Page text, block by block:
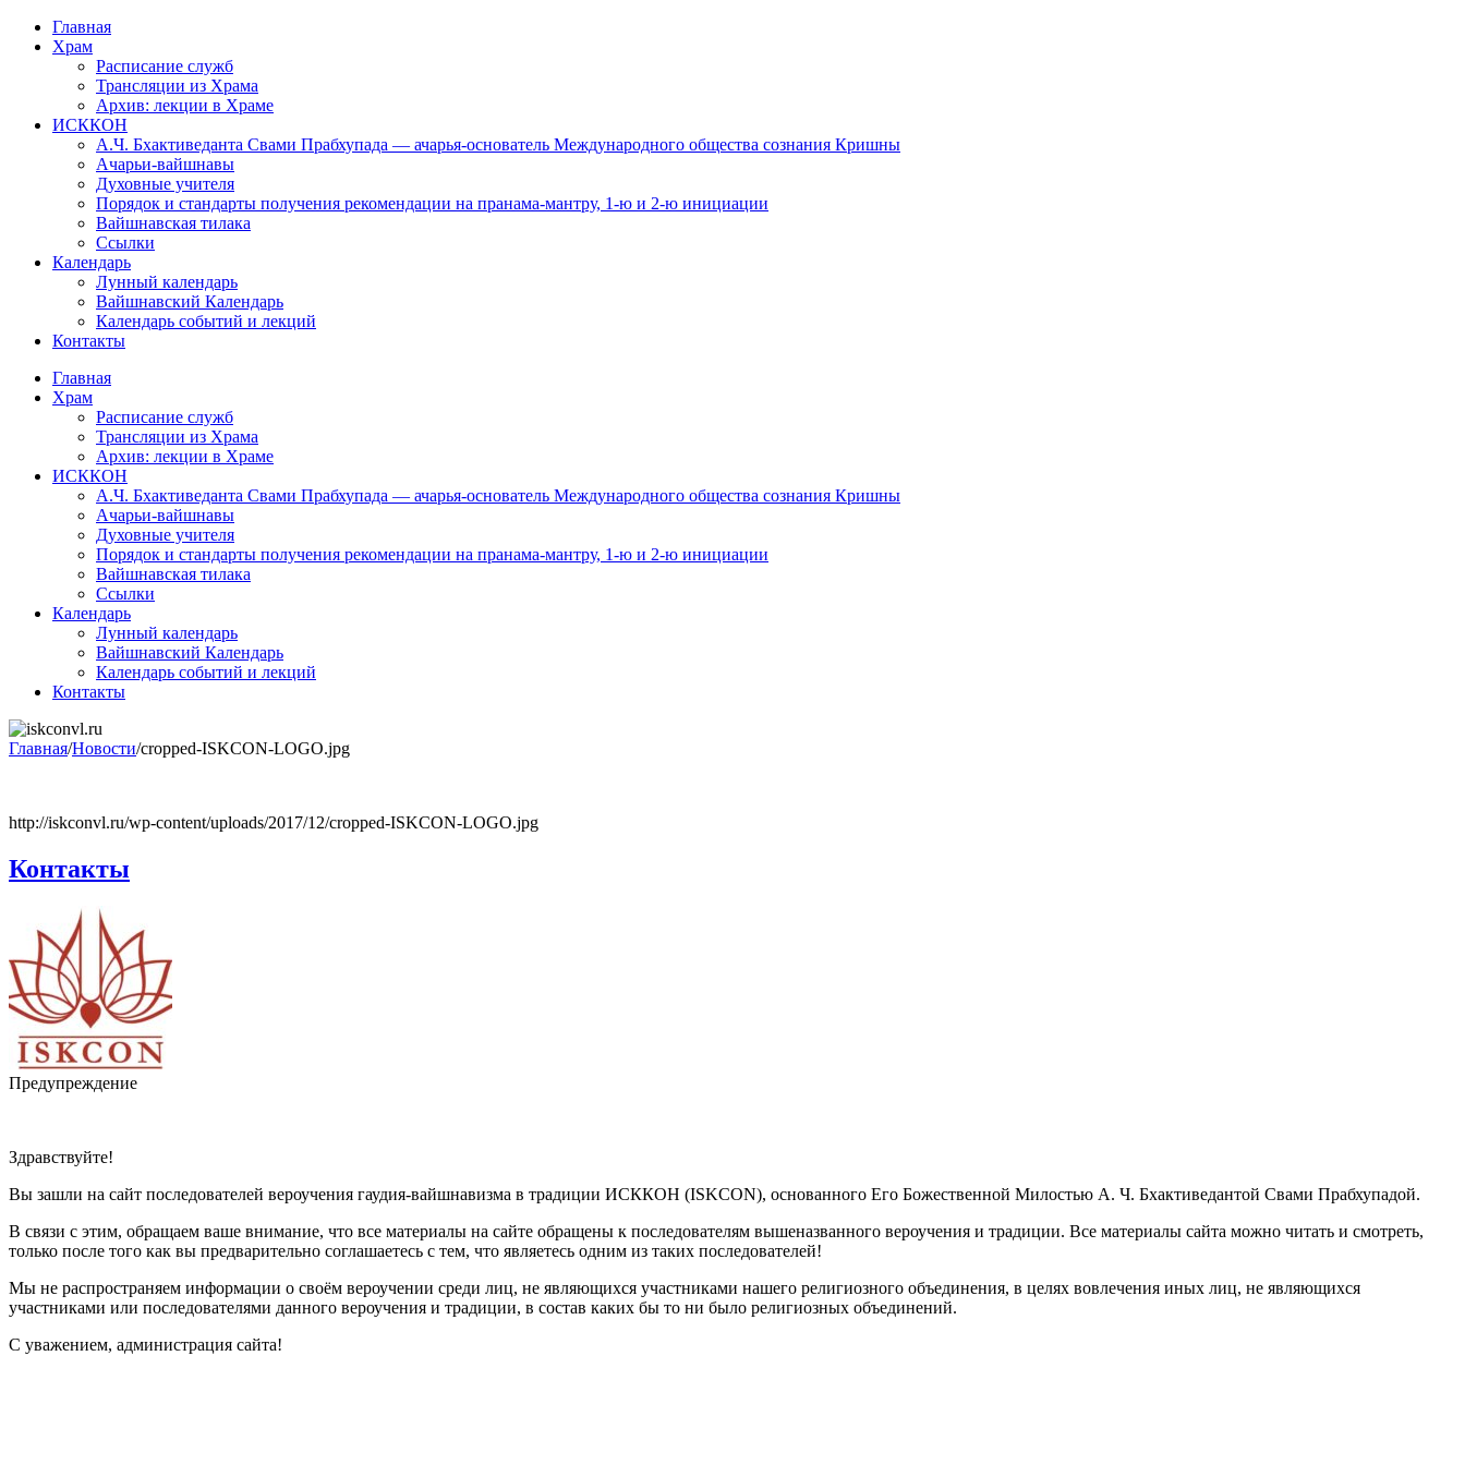
Перейти
содержимому
Главная
Храм
Расписание служб
Трансляции из Храма
Архив: лекции в Храме
ИСККОН
А.Ч. Бхактиведанта Свами Прабхупада — ачарья-основатель Международного общества сознания Кришны
Ачарьи-вайшнавы
Духовные учителя
Порядок и стандарты получения рекомендации на пранама-мантру, 1-ю и 2-ю инициации
Вайшнавская тилака
Ссылки
Календарь
Лунный календарь
Вайшнавский Календарь
Календарь событий и лекций
Контакты
Главная
Храм
Расписание служб
Трансляции из Храма
Архив: лекции в Храме
ИСККОН
А.Ч. Бхактиведанта Свами Прабхупада — ачарья-основатель Международного общества сознания Кришны
Ачарьи-вайшнавы
Духовные учителя
Порядок и стандарты получения рекомендации на пранама-мантру, 1-ю и 2-ю инициации
Вайшнавская тилака
Ссылки
Календарь
Лунный календарь
Вайшнавский Календарь
Календарь событий и лекций
Контакты
Главная/Новости/cropped-ISKCON-LOGO.jpg
http://iskconvl.ru/wp-content/uploads/2017/12/cropped-ISKCON-LOGO.jpg
Контакты
Предупреждение
Здравствуйте!
Вы зашли на сайт последователей вероучения гаудия-вайшнавизма в традиции ИСККОН (ISKCON), основанного Его Божественной Милостью А. Ч. Бхактиведантой Свами Прабхупадой.
В связи с этим, обращаем ваше внимание, что все материалы на сайте обращены к последователям вышеназванного вероучения и традиции. Все материалы сайта можно читать и смотреть,
только после того как вы предварительно соглашаетесь с тем, что являетесь одним из таких последователей!
Мы не распространяем информации о своём вероучении среди лиц, не являющихся участниками нашего религиозного объединения, в целях вовлечения иных лиц, не являющихся
участниками или последователями данного вероучения и традиции, в состав каких бы то ни было религиозных объединений.
С уважением, администрация сайта!